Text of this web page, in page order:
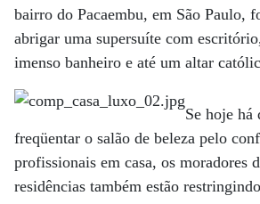
bairro do Pacaembu, em São Paulo,
abrigar uma supersuíte com
imenso banheiro e até um altar
Se hoje há
freqüentar o salão de beleza pelo
profissionais em casa, os moradores
residências também estão